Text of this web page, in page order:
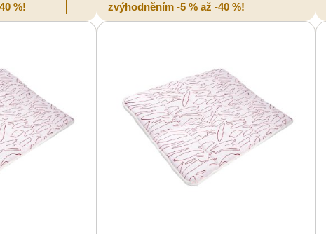
%!
zvýhodněním -5 % až -40 %!